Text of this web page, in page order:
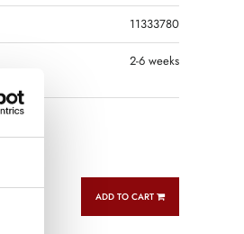
11333780
2-6 weeks
ADD TO CART